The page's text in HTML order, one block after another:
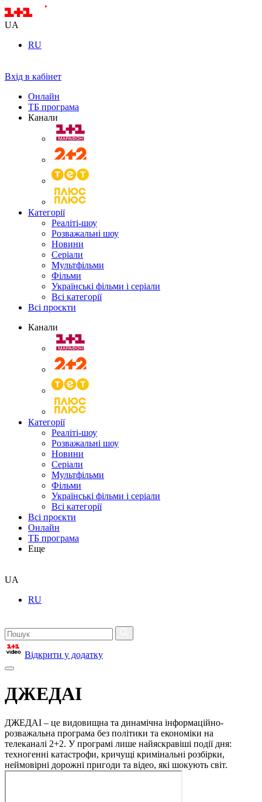
UA
RU
Вхід в кабінет
Онлайн
ТБ програма
Канали
Категорії
Реаліті-шоу
Розважальні шоу
Новини
Серіали
Мультфільми
Фільми
Українські фільми і серіали
Всі категорії
Всі проєкти
Канали
Категорії
Реаліті-шоу
Розважальні шоу
Новини
Серіали
Мультфільми
Фільми
Українські фільми і серіали
Всі категорії
Всі проєкти
Онлайн
ТБ програма
Еще
UA
RU
Відкрити у додатку
ДЖЕДАІ
ДЖЕДАІ – це видовищна та динамічна інформаційно-
розважальна програма без політики та економіки на
телеканалі 2+2. У програмі лише найяскравіші події дня:
техногенні катастрофи, кричущі кримінальні розбірки,
неймовірні дорожні пригоди та відео, які шокують світ.